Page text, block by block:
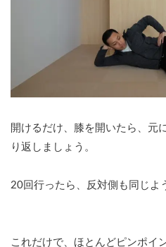
開けるだけ、膝を開いたら、元
り返しましょう。
20回行ったら、反対側も同じよ
これだけで、ほとんどピンポイ